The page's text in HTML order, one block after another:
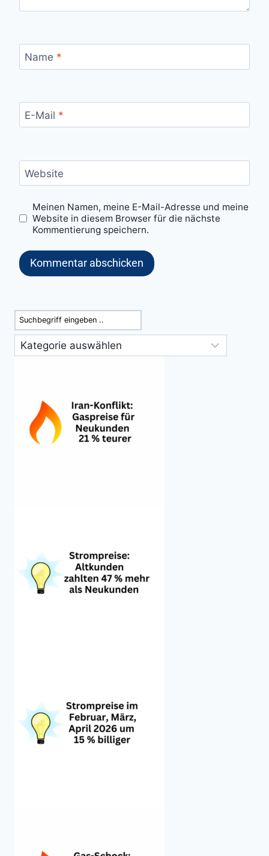
Name *
E-Mail *
Website
Meinen Namen, meine E-Mail-Adresse und meine
Website in diesem Browser für die nächste
Kommentierung speichern.
Suchen
Kategorien